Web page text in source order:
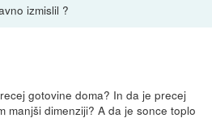
izmislil ?
gotovine doma? In da je precej
manjši dimenziji? A da je sonce toplo